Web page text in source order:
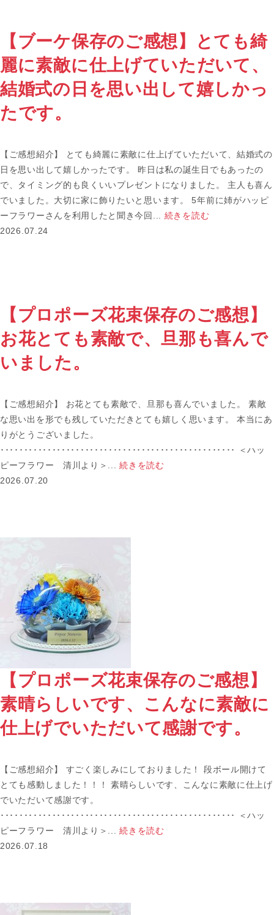
【ブーケ保存のご感想】とても綺
麗に素敵に仕上げていただいて、
結婚式の日を思い出して嬉しかっ
たです。
【ご感想紹介】 とても綺麗に素敵に仕上げていただいて、結婚式の
日を思い出して嬉しかったです。 昨日は私の誕生日でもあったの
で、タイミング的も良くいいプレゼントになりました。 主人も喜ん
でいました。大切に家に飾りたいと思います。 5年前に姉がハッピ
ーフラワーさんを利用したと聞き今回... 続きを読む
2026.07.24
【プロポーズ花束保存のご感想】
お花とても素敵で、旦那も喜んで
いました。
【ご感想紹介】 お花とても素敵で、旦那も喜んでいました。 素敵
な思い出を形でも残していただきとても嬉しく思います。 本当にあ
りがとうございました。
･･････････････････････････････････････････････････ ＜ハッ
ピーフラワー 清川より＞...続きを読む
2026.07.20
【プロポーズ花束保存のご感想】
素晴らしいです、こんなに素敵に
仕上げでいただいて感謝です。
【ご感想紹介】 すごく楽しみにしておりました！ 段ボール開けて
とても感動しました！！！ 素晴らしいです、こんなに素敵に仕上げ
でいただいて感謝です。
･･････････････････････････････････････････････････ ＜ハッ
ピーフラワー 清川より＞...続きを読む
2026.07.18